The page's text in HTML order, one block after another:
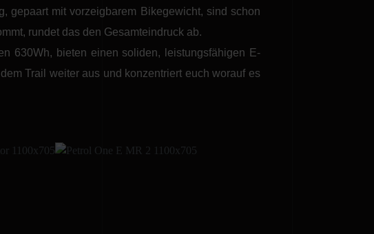
mit vorzeigbarem Bikegewicht, sind schon
rundet das den Gesamteindruck ab.
630Wh, bieten einen soliden, leistungsfähigen E-
Trail weiter aus und konzentriert euch worauf es